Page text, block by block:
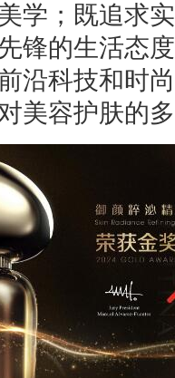
学；既追求
锋的生活态
沿科技和时
美容护肤的